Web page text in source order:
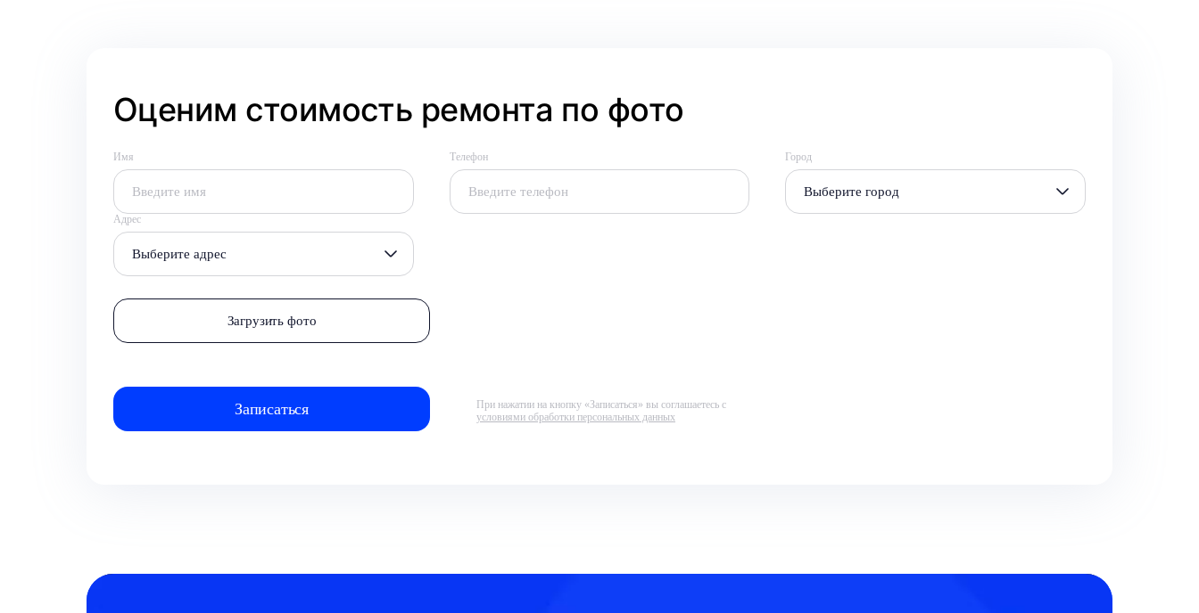
Оценим стоимость ремонта по фото
Имя Телефон Город
Выберите город
Адрес
Выберите адрес
Загрузить фото
При нажатии на кнопку «Записаться» вы соглашаетесь с
условиями обработки персональных данных